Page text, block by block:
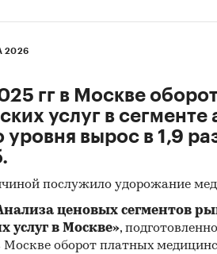
2026
гг в Москве
услуг в сегменте
уровня вырос в 1,9
послужило удорожание
ценовых сегментов
услуг в Москве»,
Москве оборот платных